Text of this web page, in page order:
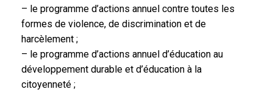
– le programme d’actions annuel contre toutes les
formes de violence, de discrimination et de
harcèlement ;
– le programme d’actions annuel d’éducation au
développement durable et d’éducation à la
citoyenneté ;